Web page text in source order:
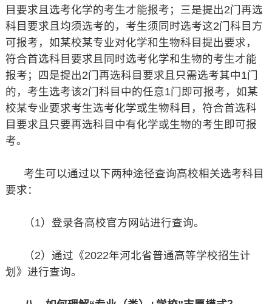
目要求且选考化学的考生才能报考；三是提出2门再选
科目要求且均须选考的，考生须同时选考这2门科目方
可报考，如某校某专业对化学和生物科目提出要求，
符合首选科目要求且同时选考化学和生物的考生才能
报考；四是提出2门再选科目要求且只需选考其中1门
的，考生选考该2门科目中的任意1门即可报考，如某
校某专业要求考生选考化学或生物科目，符合首选科
目要求且只要再选科目中有化学或生物的考生即可报
考。
考生可以通过以下两种途径查询高校相关选考科目
要求：
（1）登录各高校官方网站进行查询。
（2）通过《2022年河北省普通高等学校招生计
划》进行查询。